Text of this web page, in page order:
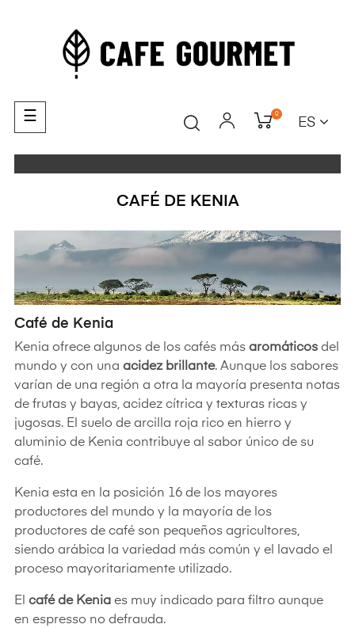
0
ES
Navegación
de
☰
CAFÉ DE KENIA
Café de Kenia
Kenia ofrece algunos de los cafés más aromáticos del
mundo y con una acidez brillante. Aunque los sabores
varían de una región a otra la mayoría presenta notas
de frutas y bayas, acidez cítrica y texturas ricas y
jugosas. El suelo de arcilla roja rico en hierro y
aluminio de Kenia contribuye al sabor único de su
café.
Kenia esta en la posición 16 de los mayores
productores del mundo y la mayoría de los
productores de café son pequeños agricultores,
siendo arábica la variedad más común y el lavado el
proceso mayoritariamente utilizado.
El café de Kenia es muy indicado para filtro aunque
en espresso no defrauda.